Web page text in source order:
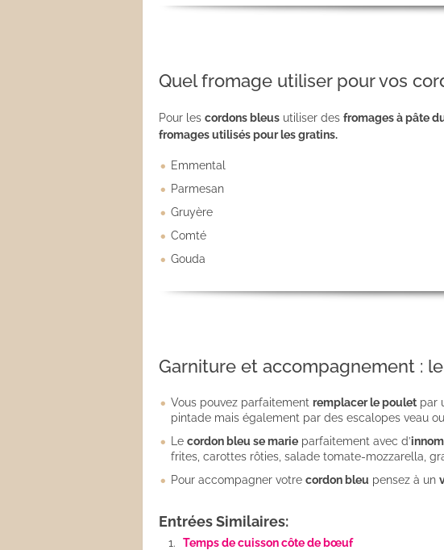
Quel fromage utiliser pour vos
Pour les cordons bleus utiliser des fromages à pâte
fromages utilisés pour les gratins.
Emmental
Parmesan
Gruyère
Comté
Gouda
Garniture et accompagnement :
Vous pouvez parfaitement remplacer le poulet par
pintade mais également par des escalopes veau
Le cordon bleu se marie parfaitement avec d’
frites, carottes rôties, salade tomate-mozzarella,
Pour accompagner votre cordon bleu pensez à un
Entrées Similaires:
Temps de cuisson côte de bœuf